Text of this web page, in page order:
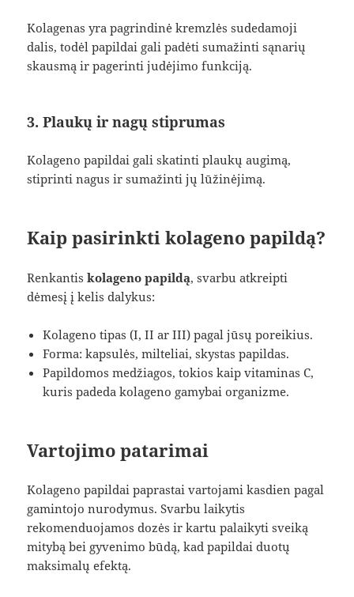
Kolagenas yra pagrindinė kremzlės sudedamoji
dalis, todėl papildai gali padėti sumažinti sąnarių
skausmą ir pagerinti judėjimo funkciją.
3. Plaukų ir nagų stiprumas
Kolageno papildai gali skatinti plaukų augimą,
stiprinti nagus ir sumažinti jų lūžinėjimą.
Kaip pasirinkti kolageno papildą?
Renkantiskolageno papildą, svarbu atkreipti
dėmesį į kelis dalykus:
Kolageno tipas (I, II ar III) pagal jūsų poreikius.
Forma: kapsulės, milteliai, skystas papildas.
Papildomos medžiagos, tokios kaip vitaminas C,
kuris padeda kolageno gamybai organizme.
Vartojimo patarimai
Kolageno papildai paprastai vartojami kasdien pagal
gamintojo nurodymus. Svarbu laikytis
rekomenduojamos dozės ir kartu palaikyti sveiką
mitybą bei gyvenimo būdą, kad papildai duotų
maksimalų efektą.